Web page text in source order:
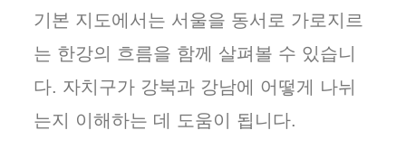
기본 지도에서는 서울을 동서로 가로지르
는 한강의 흐름을 함께 살펴볼 수 있습니
다. 자치구가 강북과 강남에 어떻게 나뉘
는지 이해하는 데 도움이 됩니다.